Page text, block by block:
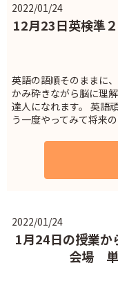
2022/01/24
12月23日英検
英語の語順そのままに
かみ砕きながら脳に理
達人になれます。 英語
う一度やってみて将来
2022/01/24
1月24日の授業
会場 単